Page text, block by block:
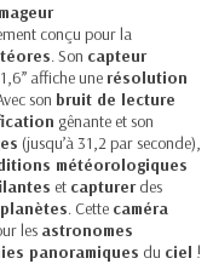
conçu pour la
. Son capteur
affiche une résolution
son bruit de lecture
gênante et son
(jusqu’à 31,2 par seconde),
météorologiques
et capturerdes
planètes. Cette caméra
les astronomes
panoramiques du ciel !